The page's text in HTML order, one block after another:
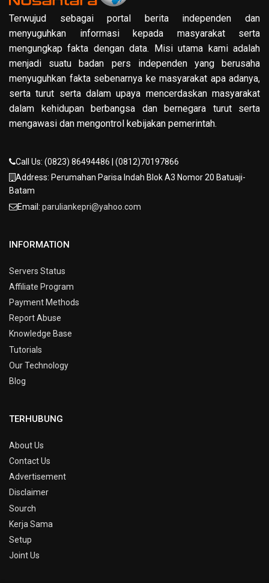
Terwujud sebagai portal berita independen dan
menyuguhkan informasi kepada masyarakat serta
mengungkap fakta dengan data. Misi utama kami adalah
menjadi suatu badan pers independen yang berusaha
menyuguhkan fakta sebenarnya ke masyarakat apa adanya,
serta turut serta dalam upaya mencerdaskan masyarakat
dalam kehidupan berbangsa dan bernegara turut serta
mengawasi dan mengontrol kebijakan pemerintah.
Call Us: (0823) 86494486 | (0812)70197866
Address: Perumahan Parisa Indah Blok A3 Nomor 20 Batuaji-
Batam
Email: paruliankepri@yahoo.com
INFORMATION
Servers Status
Affiliate Program
Payment Methods
Report Abuse
Knowledge Base
Tutorials
Our Technology
Blog
TERHUBUNG
About Us
Contact Us
Advertisement
Disclaimer
Sourch
Kerja Sama
Setup
Joint Us